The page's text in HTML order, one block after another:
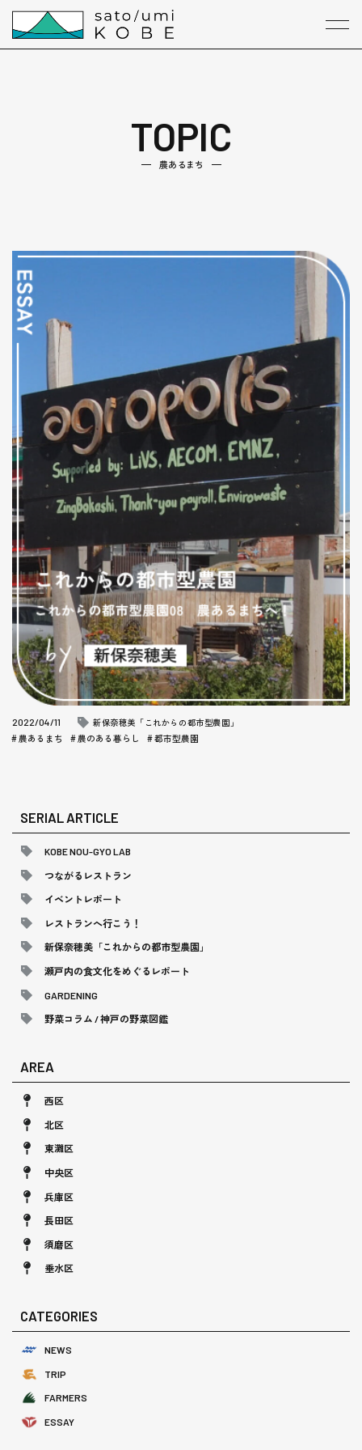
メニ
TOPIC
農あるまち
2022/04/11 新保奈穂美「これからの都市型農園」
農あるまち 農のある暮らし 都市型農園
SERIAL ARTICLE
KOBE NOU-GYO LAB
つながるレストラン
イベントレポート
レストランへ行こう！
新保奈穂美「これからの都市型農園」
瀬戸内の食文化をめぐるレポート
GARDENING
野菜コラム / 神戸の野菜図鑑
AREA
西区
北区
東灘区
中央区
兵庫区
長田区
須磨区
垂水区
CATEGORIES
NEWS
TRIP
FARMERS
ESSAY